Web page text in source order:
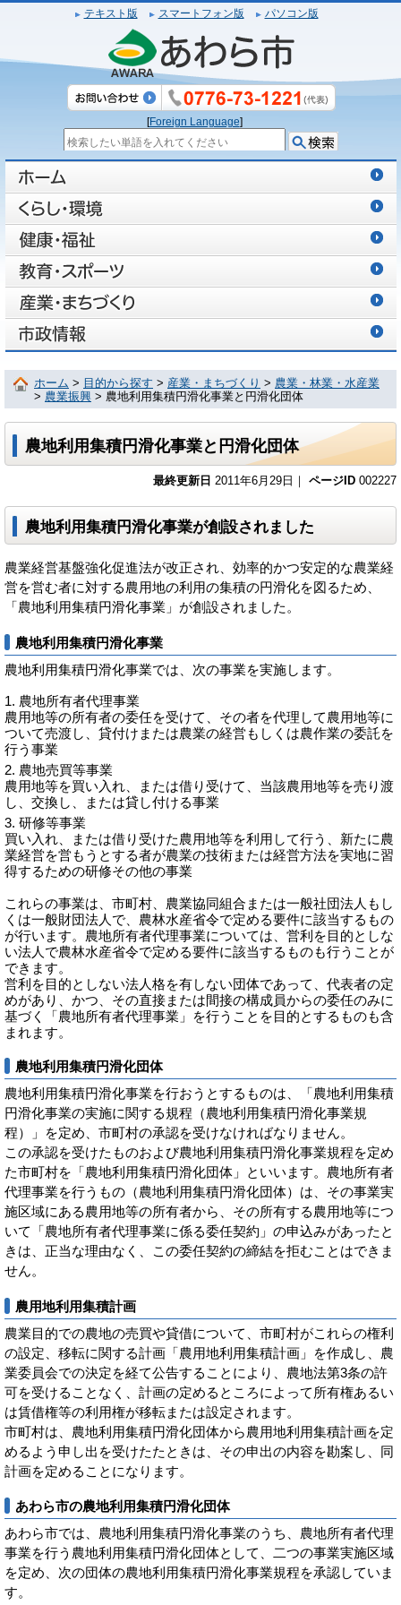
テキスト版 スマートフォン版 パソコン版
[Foreign Language]
ホーム > 目的から探す > 産業・まちづくり > 農業・林業・水産業
> 農業振興 > 農地利用集積円滑化事業と円滑化団体
農地利用集積円滑化事業と円滑化団体
最終更新日 2011年6月29日｜ ページID 002227
農地利用集積円滑化事業が創設されました
農業経営基盤強化促進法が改正され、効率的かつ安定的な農業経
営を営む者に対する農用地の利用の集積の円滑化を図るため、
「農地利用集積円滑化事業」が創設されました。
農地利用集積円滑化事業
農地利用集積円滑化事業では、次の事業を実施します。
農地所有者代理事業
農用地等の所有者の委任を受けて、その者を代理して農用地等に
ついて売渡し、貸付けまたは農業の経営もしくは農作業の委託を
行う事業
農地売買等事業
農用地等を買い入れ、または借り受けて、当該農用地等を売り渡
し、交換し、または貸し付ける事業
研修等事業
買い入れ、または借り受けた農用地等を利用して行う、新たに農
業経営を営もうとする者が農業の技術または経営方法を実地に習
得するための研修その他の事業
これらの事業は、市町村、農業協同組合または一般社団法人もし
くは一般財団法人で、農林水産省令で定める要件に該当するもの
が行います。農地所有者代理事業については、営利を目的としな
い法人で農林水産省令で定める要件に該当するものも行うことが
できます。
営利を目的としない法人格を有しない団体であって、代表者の定
めがあり、かつ、その直接または間接の構成員からの委任のみに
基づく「農地所有者代理事業」を行うことを目的とするものも含
まれます。
農地利用集積円滑化団体
農地利用集積円滑化事業を行おうとするものは、「農地利用集積
円滑化事業の実施に関する規程（農地利用集積円滑化事業規
程）」を定め、市町村の承認を受けなければなりません。
この承認を受けたものおよび農地利用集積円滑化事業規程を定め
た市町村を「農地利用集積円滑化団体」といいます。農地所有者
代理事業を行うもの（農地利用集積円滑化団体）は、その事業実
施区域にある農用地等の所有者から、その所有する農用地等につ
いて「農地所有者代理事業に係る委任契約」の申込みがあったと
きは、正当な理由なく、この委任契約の締結を拒むことはできま
せん。
農用地利用集積計画
農業目的での農地の売買や貸借について、市町村がこれらの権利
の設定、移転に関する計画「農用地利用集積計画」を作成し、農
業委員会での決定を経て公告することにより、農地法第3条の許
可を受けることなく、計画の定めるところによって所有権あるい
は賃借権等の利用権が移転または設定されます。
市町村は、農地利用集積円滑化団体から農用地利用集積計画を定
めるよう申し出を受けたたときは、その申出の内容を勘案し、同
計画を定めることになります。
あわら市の農地利用集積円滑化団体
あわら市では、農地利用集積円滑化事業のうち、農地所有者代理
事業を行う農地利用集積円滑化団体として、二つの事業実施区域
を定め、次の団体の農地利用集積円滑化事業規程を承認していま
す。